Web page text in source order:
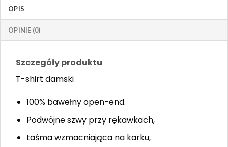
OPIS
OPINIE (0)
Szczegóły produktu
T-shirt damski
100% bawełny open-end.
Podwójne szwy przy rękawkach,
taśma wzmacniająca na karku,